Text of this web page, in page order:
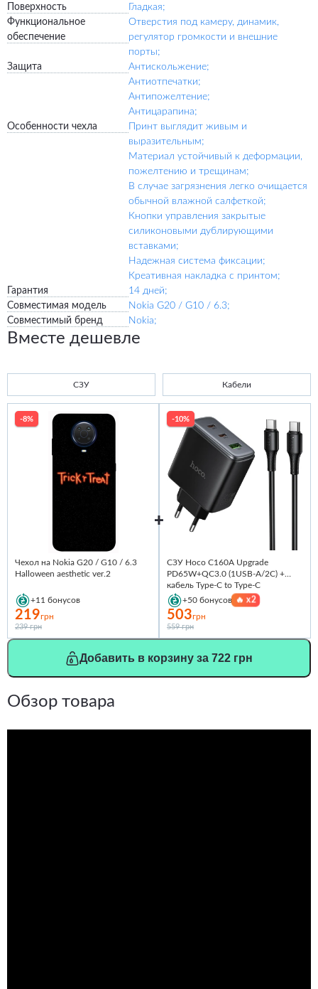
Поверхность
Гладкая;
Функциональное
обеспечение
Отверстия под камеру, динамик,
регулятор громкости и внешние
порты;
Защита
Антискольжение;
Антиотпечатки;
Антипожелтение;
Антицарапина;
Особенности чехла
Принт выглядит живым и
выразительным;
Материал устойчивый к деформации,
пожелтению и трещинам;
В случае загрязнения легко очищается
обычной влажной салфеткой;
Кнопки управления закрытые
силиконовыми дублирующими
вставками;
Надежная система фиксации;
Креативная накладка с принтом;
Гарантия
14 дней;
Совместимая модель
Nokia G20 / G10 / 6.3;
Совместимый бренд
Nokia;
Вместе дешевле
СЗУ Кабели
-8%
Чехол на Nokia G20 / G10 / 6.3
Halloween aesthetic ver.2
+11 бонусов
219грн
239 грн
-10%
СЗУ Hoco C160A Upgrade
PD65W+QC3.0 (1USB-A/2C) +
кабель Type-C to Type-C
+50 бонусов 🔥x2
503грн
559 грн
Добавить в корзину за 722 грн
Обзор товара